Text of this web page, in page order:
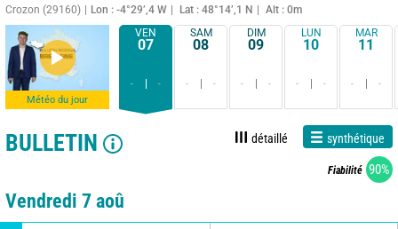
Crozon (29160) Lon : -4°29’,4 W Lat : 48°14’,1 N Alt : 0m
Météo du jour
VEN
07
- -
SAM
08
- -
DIM
09
- -
LUN
10
- -
MAR
11
- -
BULLETIN détaillé synthétique
Fiabilité 90%
Vendredi 7 aoû